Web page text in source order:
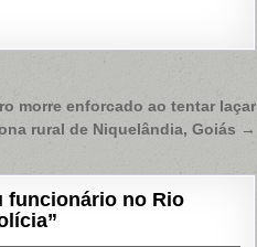
morre enforcado ao tentar laçar
rural de Niquelândia, Goiás →
funcionário no Rio
”